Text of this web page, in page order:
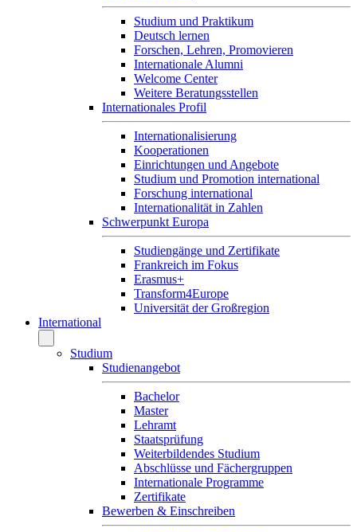
Studium und Praktikum
Deutsch lernen
Forschen, Lehren, Promovieren
Internationale Alumni
Welcome Center
Weitere Beratungsstellen
Internationales Profil
Internationalisierung
Kooperationen
Einrichtungen und Angebote
Studium und Promotion international
Forschung international
Internationalität in Zahlen
Schwerpunkt Europa
Studiengänge und Zertifikate
Frankreich im Fokus
Erasmus+
Transform4Europe
Universität der Großregion
International
Studium
Studienangebot
Bachelor
Master
Lehramt
Staatsprüfung
Weiterbildendes Studium
Abschlüsse und Fächergruppen
Internationale Programme
Zertifikate
Bewerben & Einschreiben